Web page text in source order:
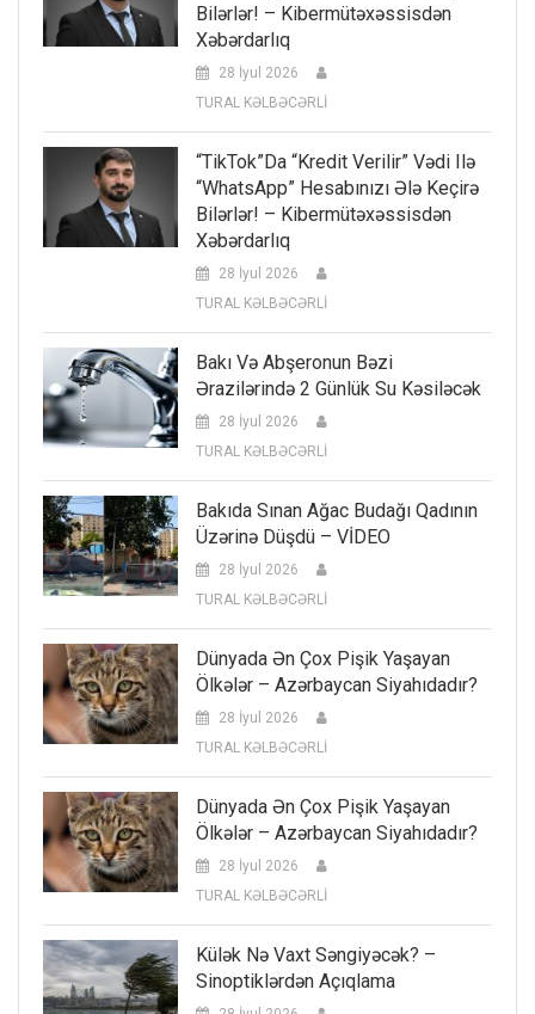
Bilərlər! – Kibermütəxəssisdən
Xəbərdarlıq
28 İyul 2026
TURAL KƏLBƏCƏRLİ
“TikTok”da “kredit Verilir” Vədi Ilə
“WhatsApp” Hesabınızı Ələ Keçirə
Bilərlər! – Kibermütəxəssisdən
Xəbərdarlıq
28 İyul 2026
TURAL KƏLBƏCƏRLİ
Bakı Və Abşeronun Bəzi
Ərazilərində 2 Günlük Su Kəsiləcək
28 İyul 2026
TURAL KƏLBƏCƏRLİ
Bakıda Sınan Ağac Budağı Qadının
Üzərinə Düşdü – VİDEO
28 İyul 2026
TURAL KƏLBƏCƏRLİ
Dünyada Ən Çox Pişik Yaşayan
Ölkələr – Azərbaycan Siyahıdadır?
28 İyul 2026
TURAL KƏLBƏCƏRLİ
Dünyada Ən Çox Pişik Yaşayan
Ölkələr – Azərbaycan Siyahıdadır?
28 İyul 2026
TURAL KƏLBƏCƏRLİ
Külək Nə Vaxt Səngiyəcək? –
Sinoptiklərdən Açıqlama